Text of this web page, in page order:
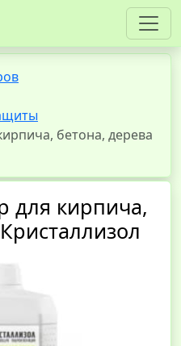
бетона, дерева
для кирпича,